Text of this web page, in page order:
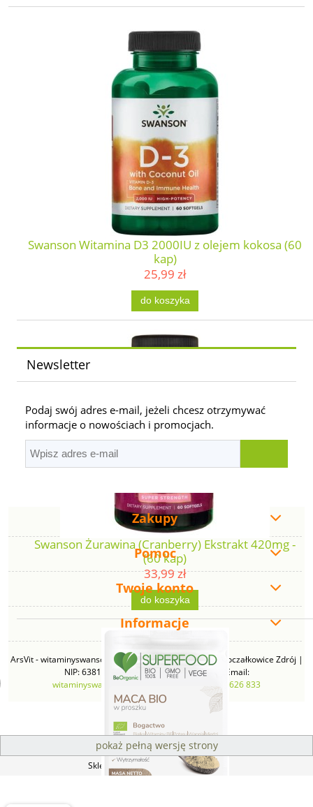
Swanson Witamina D3 2000IU z olejem kokosa (60
kap)
25,99 zł
do koszyka
Swanson Żurawina (Cranberry) Ekstrakt 420mg -
(60 kap)
33,99 zł
do koszyka
Newsletter
Podaj swój adres e-mail, jeżeli chcesz otrzymywać
informacje o nowościach i promocjach.
Zakupy
Pomoc
Twoje konto
Informacje
ArsVit - witaminyswanson.pl | ul. Zimowa 49B, 43-230 Goczałkowice Zdrój |
NIP: 6381219140 | REGON: 276280385 | Email:
witaminyswanson@gmail.com
665 626 833
pokaż pełną wersję strony
Sklep internetowy Shoper Premium